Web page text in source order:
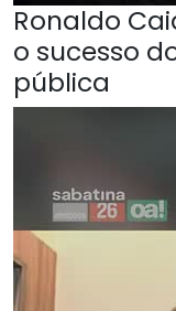
Ronaldo
o sucesso
pública